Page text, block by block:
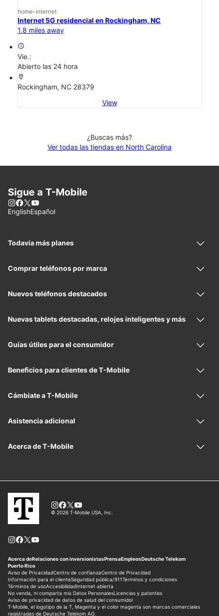
home-internet
Internet 5G residencial en Rockingham, NC
1.8 miles away
access_time
Vie.:
Abierto las 24 hora
location_on
Rockingham, NC 28379
View
¿Buscas más?
Ver todas las tiendas en North Carolina